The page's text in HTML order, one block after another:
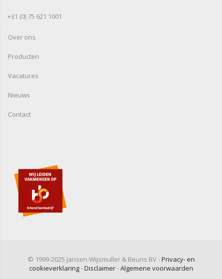
+31 (0) 75 621 1001
Over ons
Producten
Vacatures
Nieuws
Contact
© 1999-2025 Jansen-Wijsmuller & Beuns BV -Privacy- en
cookieverklaring-Disclaimer-Algemene voorwaarden